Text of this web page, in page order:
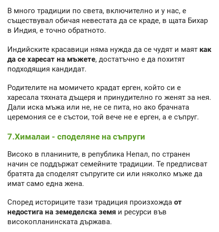
В много традиции по света, включително и у нас, е
съществувал обичая невестата да се краде, в щата Бихар
в Индия, е точно обратното.
Индийските красавици няма нужда да се чудят и маят как
да се харесат на мъжете, достатъчно е да похитят
подходящия кандидат.
Родителите на момичето крадат ерген, който си е
харесала тяхната дъщеря и принудително го женят за нея.
Дали иска мъжа или не, не се пита, но ако брачната
церемония се е състои, той вече не е ерген, а е съпруг.
7.Хималаи - споделяне на съпруги
Високо в планините, в република Непал, по странен
начин се поддържат семейните традиции. Те предписват
братята да споделят съпругите си или няколко мъже да
имат само една жена.
Според историците тази традиция произхожда от
недостига на земеделска земя и ресурси във
високопланинската държава.